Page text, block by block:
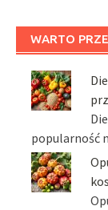
WARTO
popularność